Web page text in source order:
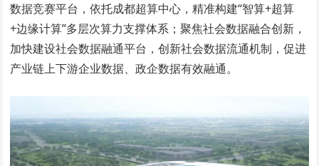
数据竞赛平台，依托成都超算中心，精准构建“智算+超算
+边缘计算”多层次算力支撑体系；聚焦社会数据融合创新，
加快建设社会数据融通平台，创新社会数据流通机制，促进
产业链上下游企业数据、政企数据有效融通。